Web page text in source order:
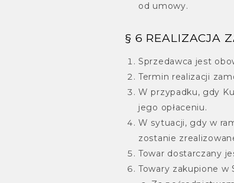
od umowy.
§ 6 REALIZACJA
Sprzedawca jest
Termin realizacji
W przypadku, gdy
jego opłaceniu.
W sytuacji, gdy w
zostanie
Towar dostarczany
Towary zakupione w